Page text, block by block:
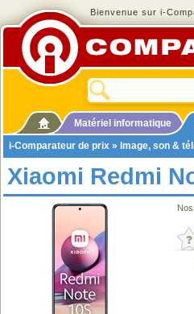
Bienvenue sur i-
Matériel informatique
i-Comparateur de prix » Image, son &
Xiaomi Redmi